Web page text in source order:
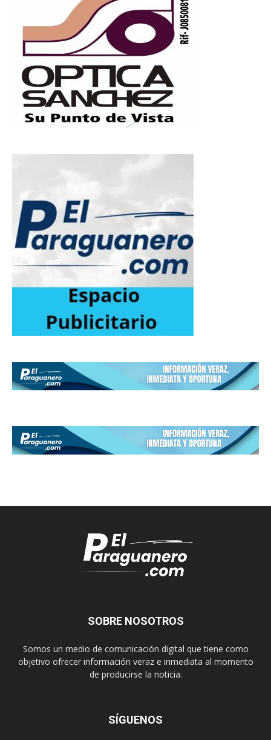
SOBRE NOSOTROS
Somos un medio de comunicación digital que tiene como
objetivo ofrecer información veraz e inmediata al momento
de producirse la noticia.
SÍGUENOS